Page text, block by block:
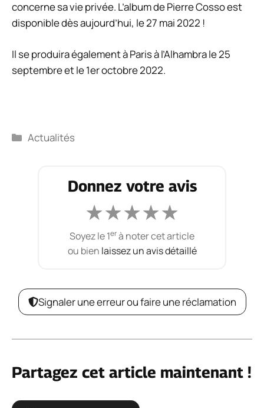
concerne sa vie privée. L’album de Pierre Cosso est
disponible dès aujourd’hui, le 27 mai 2022 !
Il se produira également à Paris à l’Alhambra le 25
septembre et le 1er octobre 2022.
Catégories
Actualités
Donnez votre avis
★★★★★
Soyez le 1erà noter cet article
ou bien laissez un avis détaillé
Signaler une erreur ou faire une réclamation
Partagez cet article maintenant !